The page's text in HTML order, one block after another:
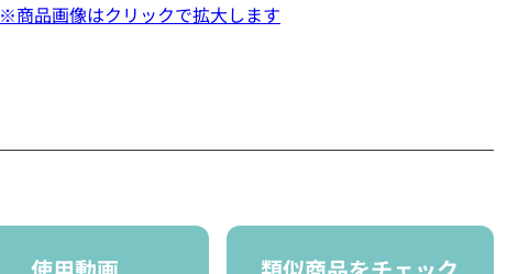
※商品画像はクリックで拡大します